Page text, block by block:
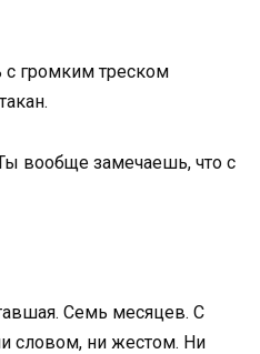
громким треском
вообще замечаешь, что с
Семь месяцев. С
словом, ни жестом. Ни